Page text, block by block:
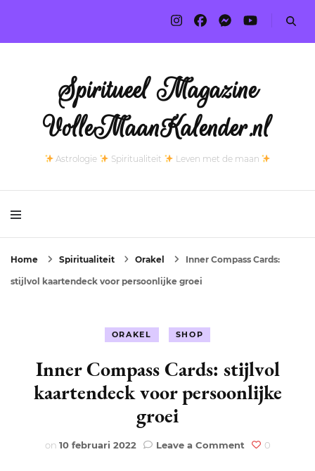
Spiritueel Magazine
VolleMaanKalender.nl
Astrologie Spiritualiteit Leven met de maan
Home Spiritualiteit Orakel Inner Compass Cards:
stijlvol kaartendeck voor persoonlijke groei
ORAKEL SHOP
Inner Compass Cards: stijlvol
kaartendeck voor persoonlijke
groei
on 10 februari 2022 Leave a Commenton
0